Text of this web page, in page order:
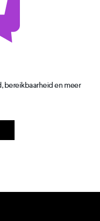
bereikbaarheid en meer